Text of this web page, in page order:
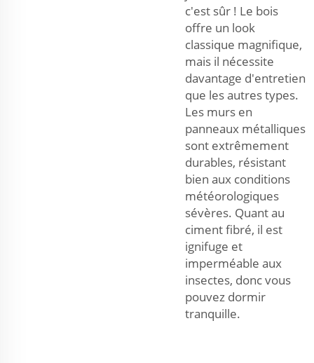
c'est sûr ! Le bois
offre un look
classique magnifique,
mais il nécessite
davantage d'entretien
que les autres types.
Les murs en
panneaux métalliques
sont extrêmement
durables, résistant
bien aux conditions
météorologiques
sévères. Quant au
ciment fibré, il est
ignifuge et
imperméable aux
insectes, donc vous
pouvez dormir
tranquille.